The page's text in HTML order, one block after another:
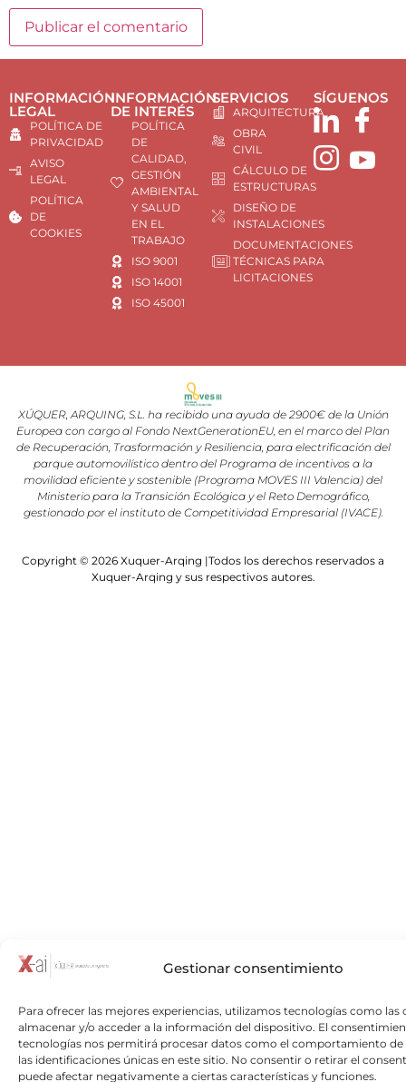
Gestionar consentimiento
Para ofrecer las mejores experiencias, utilizamos tecnologías como las
almacenar y/o acceder a la información del dispositivo. El
tecnologías nos permitirá procesar datos como el comportamiento de
las identificaciones únicas en este sitio. No consentir o retirar el
puede afectar negativamente a ciertas características y funciones.
INFORMACIÓN
LEGAL
POLÍTICA DE
PRIVACIDAD
AVISO
LEGAL
POLÍTICA
DE
COOKIES
INFORMACIÓN
DE INTERÉS
POLÍTICA
DE
CALIDAD,
GESTIÓN
AMBIENTAL
Y SALUD
EN EL
TRABAJO
ISO 9001
ISO 14001
ISO 45001
SERVICIOS
ARQUITECTURA
OBRA
CIVIL
CÁLCULO DE
ESTRUCTURAS
DISEÑO DE
INSTALACIONES
DOCUMENTACIONES
TÉCNICAS PARA
LICITACIONES
SÍGUENOS
XÚQUER, ARQUING, S.L. ha recibido una ayuda de 2900€ de la Unión
Europea con cargo al Fondo NextGenerationEU, en el marco del Plan
de Recuperación, Trasformación y Resiliencia, para electrificación del
parque automovilístico dentro del Programa de incentivos a la
movilidad eficiente y sostenible (Programa MOVES III Valencia) del
Ministerio para la Transición Ecológica y el Reto Demográfico,
gestionado por el instituto de Competitividad Empresarial (IVACE).
Copyright © 2026 Xuquer-Arqing |Todos los derechos reservados a
Xuquer-Arqing y sus respectivos autores.